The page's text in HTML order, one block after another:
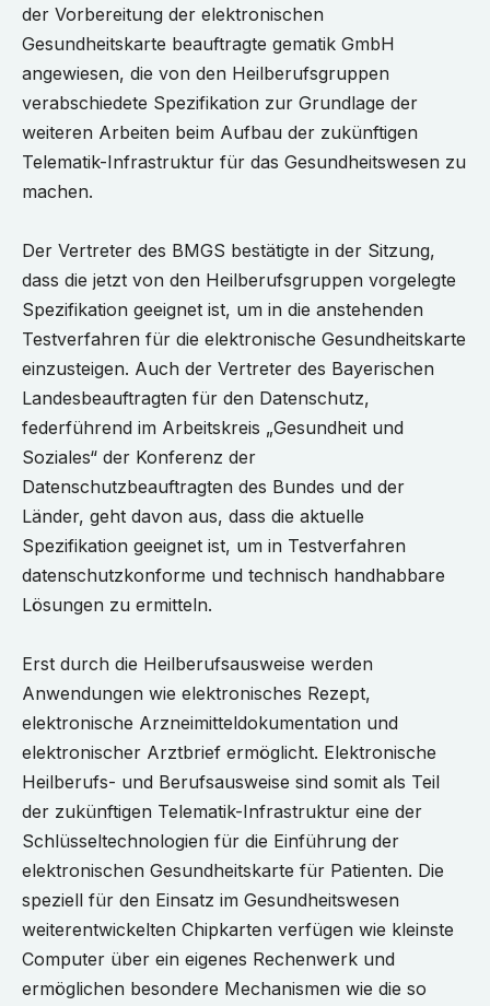
der Vorbereitung der elektronischen
Gesundheitskarte beauftragte gematik GmbH
angewiesen, die von den Heilberufsgruppen
verabschiedete Spezifikation zur Grundlage der
weiteren Arbeiten beim Aufbau der zukünftigen
Telematik-Infrastruktur für das Gesundheitswesen zu
machen.
Der Vertreter des BMGS bestätigte in der Sitzung,
dass die jetzt von den Heilberufsgruppen vorgelegte
Spezifikation geeignet ist, um in die anstehenden
Testverfahren für die elektronische Gesundheitskarte
einzusteigen. Auch der Vertreter des Bayerischen
Landesbeauftragten für den Datenschutz,
federführend im Arbeitskreis „Gesundheit und
Soziales“ der Konferenz der
Datenschutzbeauftragten des Bundes und der
Länder, geht davon aus, dass die aktuelle
Spezifikation geeignet ist, um in Testverfahren
datenschutzkonforme und technisch handhabbare
Lösungen zu ermitteln.
Erst durch die Heilberufsausweise werden
Anwendungen wie elektronisches Rezept,
elektronische Arzneimitteldokumentation und
elektronischer Arztbrief ermöglicht. Elektronische
Heilberufs- und Berufsausweise sind somit als Teil
der zukünftigen Telematik-Infrastruktur eine der
Schlüsseltechnologien für die Einführung der
elektronischen Gesundheitskarte für Patienten. Die
speziell für den Einsatz im Gesundheitswesen
weiterentwickelten Chipkarten verfügen wie kleinste
Computer über ein eigenes Rechenwerk und
ermöglichen besondere Mechanismen wie die so